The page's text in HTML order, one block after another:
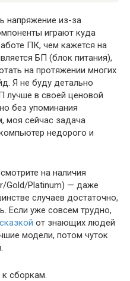
напряжение из-за
играют куда
ПК, чем кажется на
БП (блок питания),
на протяжении многих
Я не буду детально
лучше в своей ценовой
без упоминания
моя сейчас задача
недорого и
на наличия
Gold/Platinum) — даже
случаев достаточно,
Если уже совсем трудно,
от знающих людей
модели, потом чуток
к сборкам.